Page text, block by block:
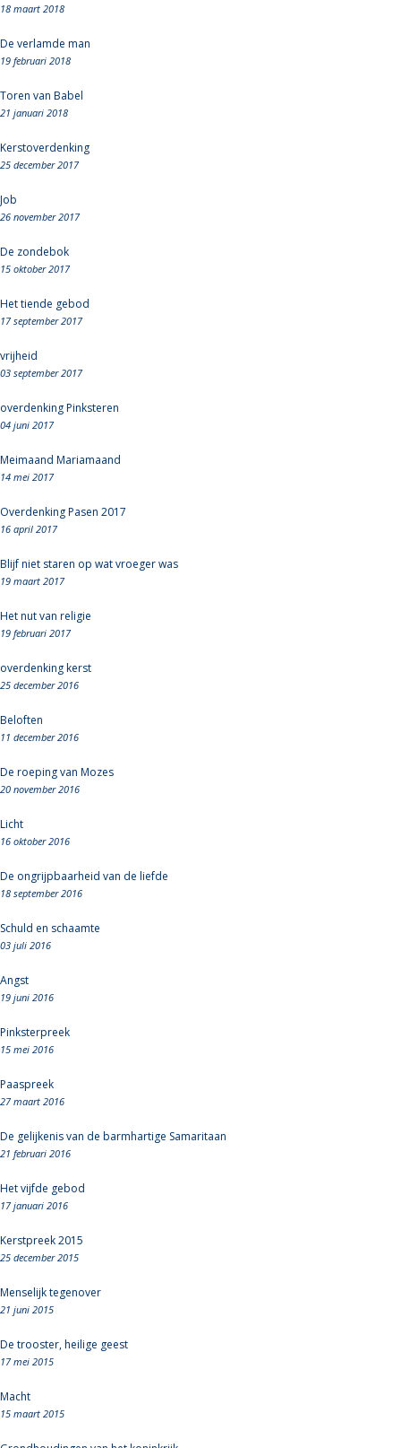
18 maart 2018
De verlamde man
19 februari 2018
Toren van Babel
21 januari 2018
Kerstoverdenking
25 december 2017
Job
26 november 2017
De zondebok
15 oktober 2017
Het tiende gebod
17 september 2017
vrijheid
03 september 2017
overdenking Pinksteren
04 juni 2017
Meimaand Mariamaand
14 mei 2017
Overdenking Pasen 2017
16 april 2017
Blijf niet staren op wat vroeger was
19 maart 2017
Het nut van religie
19 februari 2017
overdenking kerst
25 december 2016
Beloften
11 december 2016
De roeping van Mozes
20 november 2016
Licht
16 oktober 2016
De ongrijpbaarheid van de liefde
18 september 2016
Schuld en schaamte
03 juli 2016
Angst
19 juni 2016
Pinksterpreek
15 mei 2016
Paaspreek
27 maart 2016
De gelijkenis van de barmhartige Samaritaan
21 februari 2016
Het vijfde gebod
17 januari 2016
Kerstpreek 2015
25 december 2015
Menselijk tegenover
21 juni 2015
De trooster, heilige geest
17 mei 2015
Macht
15 maart 2015